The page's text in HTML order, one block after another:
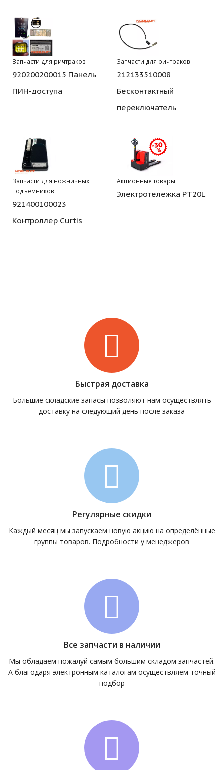
Запчасти для ричтраков
920200200015 Панель
ПИН-доступа
Запчасти для ричтраков
212133510008
Бесконтактный
переключатель
Запчасти для ножничных
подъемников
921400100023
Контроллер Curtis
Акционные товары
Электротележка PT20L
Быстрая доставка
Большие складские запасы позволяют нам осуществлять
доставку на следующий день после заказа
Регулярные скидки
Каждый месяц мы запускаем новую акцию на определённые
группы товаров. Подробности у менеджеров
Все запчасти в наличии
Мы обладаем пожалуй самым большим складом запчастей.
А благодаря электронным каталогам осуществляем точный
подбор